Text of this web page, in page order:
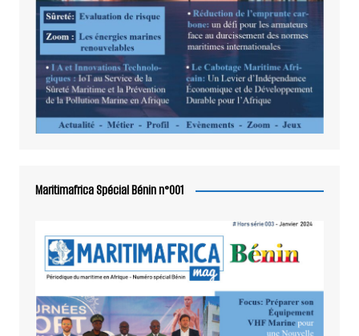
Maritimafrica Spécial Bénin n°001